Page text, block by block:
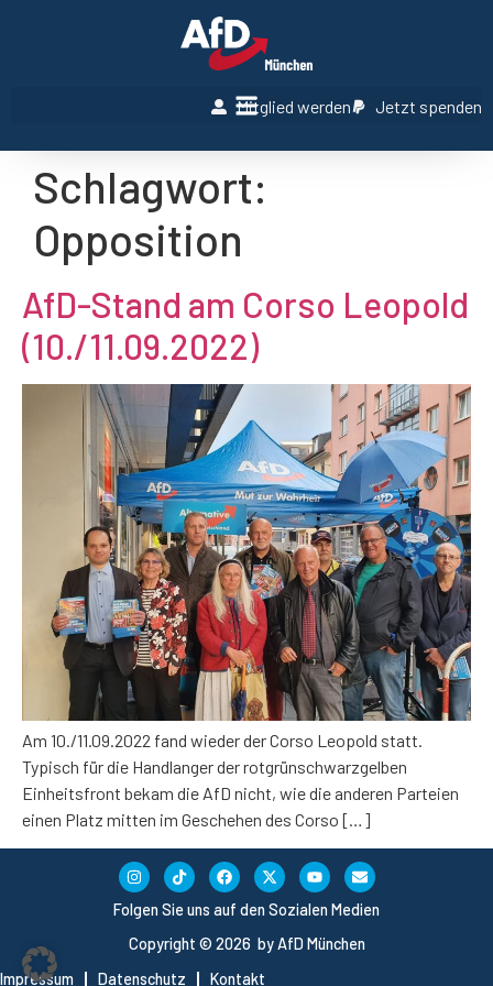
Mitglied werden Jetzt spenden
Schlagwort:
Opposition
AfD-Stand am Corso Leopold
(10./11.09.2022)
Am 10./11.09.2022 fand wieder der Corso Leopold statt.
Typisch für die Handlanger der rotgrünschwarzgelben
Einheitsfront bekam die AfD nicht, wie die anderen Parteien
einen Platz mitten im Geschehen des Corso […]
Copyright © 2026 by AfD München
Impressum
Datenschutz Kontakt
Folgen Sie uns auf den Sozialen Medien